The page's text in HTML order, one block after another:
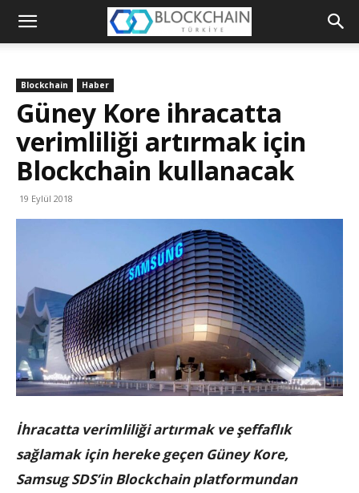
Blockchain
Platformu
Blockchain Haber
Güney Kore ihracatta
verimliliği artırmak için
Blockchain kullanacak
19 Eylül 2018
İhracatta verimliliği artırmak ve şeffaflık
sağlamak için hereke geçen Güney Kore,
Samsug SDS’in Blockchain platformundan